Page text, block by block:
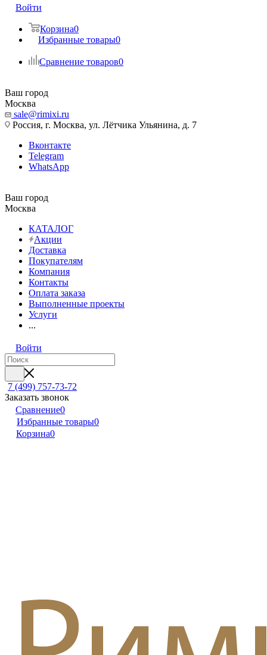
Войти
Корзина0
Избранные товары0
Сравнение товаров0
Ваш город
Москва
sale@rimixi.ru
Россия, г. Москва, ул. Лётчика Ульянина, д. 7
Вконтакте
Telegram
WhatsApp
Ваш город
Москва
КАТАЛОГ
Акции
Доставка
Покупателям
Компания
Контакты
Оплата заказа
Выполненные проекты
Услуги
...
Войти
7 (499) 757-73-72
Заказать звонок
Сравнение0
Избранные товары0
Корзина0